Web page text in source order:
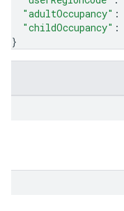
"adultOccupancy" :
"childOccupancy" :
}